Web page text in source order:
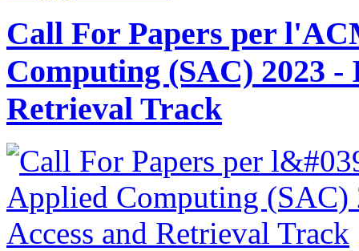
Call For Papers per
Computing (SAC) 2023
Retrieval Track